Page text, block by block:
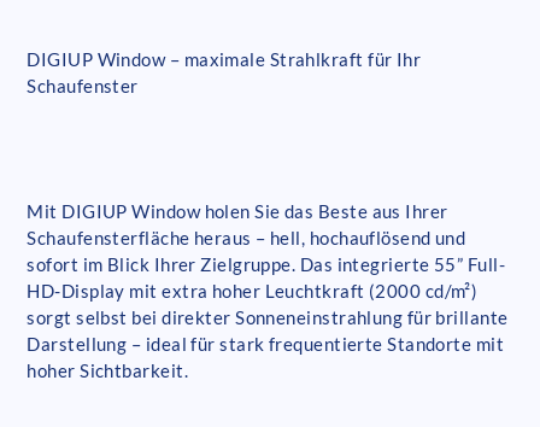
DIGIUP Window – maximale Strahlkraft für Ihr
Schaufenster
Mit DIGIUP Window holen Sie das Beste aus Ihrer
Schaufensterfläche heraus – hell, hochauflösend und
sofort im Blick Ihrer Zielgruppe. Das integrierte 55” Full-
HD-Display mit extra hoher Leuchtkraft (2000 cd/m²)
sorgt selbst bei direkter Sonneneinstrahlung für brillante
Darstellung – ideal für stark frequentierte Standorte mit
hoher Sichtbarkeit.